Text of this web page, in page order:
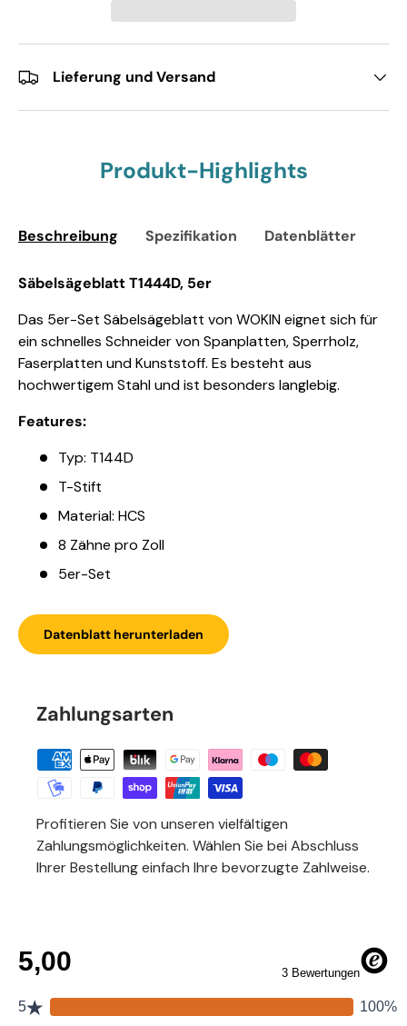
Lieferung und Versand
Produkt-Highlights
Beschreibung Spezifikation Datenblätter
Säbelsägeblatt T1444D, 5er
Das 5er-Set Säbelsägeblatt von WOKIN eignet sich für
ein schnelles Schneider von Spanplatten, Sperrholz,
Faserplatten und Kunststoff. Es besteht aus
hochwertigem Stahl und ist besonders langlebig.
Features:
Typ: T144D
T-Stift
Material: HCS
8 Zähne pro Zoll
5er-Set
Datenblatt herunterladen
Zahlungsarten
Profitieren Sie von unseren vielfältigen
Zahlungsmöglichkeiten. Wählen Sie bei Abschluss
Ihrer Bestellung einfach Ihre bevorzugte Zahlweise.